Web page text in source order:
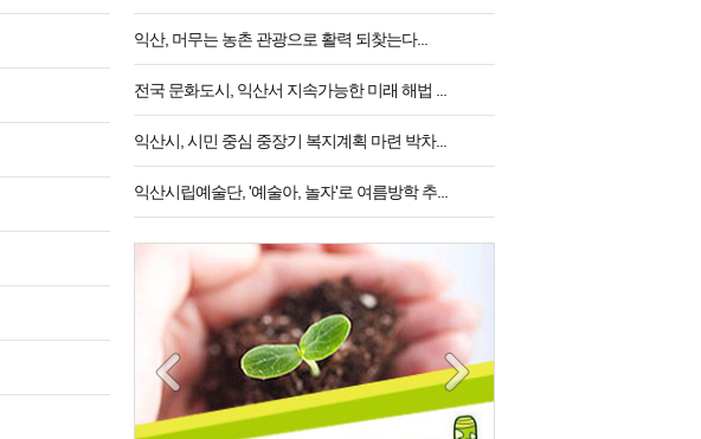
익산, 머무는 농촌 관광으로 활력 되찾는다...
전국 문화도시, 익산서 지속가능한 미래 해법 ...
익산시, 시민 중심 중장기 복지계획 마련 박차...
익산시립예술단, '예술아, 놀자'로 여름방학 추...